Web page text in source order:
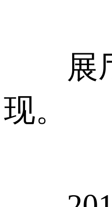
展厅
现。